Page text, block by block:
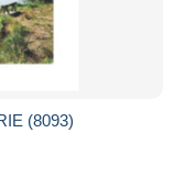
(8093)